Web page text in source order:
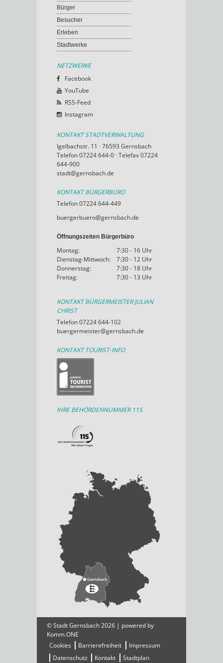
Bürger
Besucher
Erleben
Stadtwerke
NETZWERKE
Facebook
YouTube
RSS-Feed
Instagram
KONTAKT STADTVERWALTUNG
Igelbachstr. 11 · 76593 Gernsbach
Telefon 07224 644-0 · Telefax 07224
644-900
stadt@gernsbach.de
KONTAKT BÜRGERBÜRO
Telefon 07224 644-449
buergerbuero@gernsbach.de
Öffnungszeiten Bürgerbüro
Montag:
7:30 - 16 Uhr
Dienstag-Mittwoch:
7:30 - 12 Uhr
Donnerstag:
7:30 - 18 Uhr
Freitag:
7:30 - 13 Uhr
KONTAKT BÜRGERMEISTER JULIAN
CHRIST
Telefon 07224 644-102
buergermeister@gernsbach.de
KONTAKT TOURIST-INFO
IHRE BEHÖRDENNUMMER 115
© Stadt Gernsbach 2026 | powered by
Komm.ONE
Cookies
Barrierefreiheit
Impressum
Datenschutz
Kontakt Stadtplan